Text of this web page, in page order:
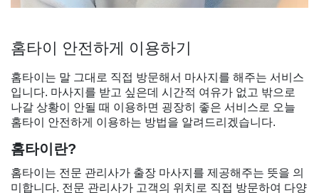
홈타이 안전하게 이용하기
홈타이는 말 그대로 직접 방문해서 마사지를 해주는 서비스
입니다. 마사지를 받고 싶은데 시간적 여유가 없고 밖으로
나갈 상황이 안될 때 이용하면 굉장히 좋은 서비스로 오늘
홈타이 안전하게 이용하는 방법을 알려드리겠습니다.
홈타이란?
홈타이는 전문 관리사가 출장 마사지를 제공해주는 뜻을 의
미합니다. 전문 관리사가 고객의 위치로 직접 방문하여 다양